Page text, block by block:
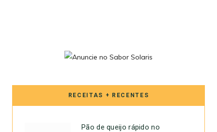
RECEITAS + RECENTES
Pão de queijo rápido no